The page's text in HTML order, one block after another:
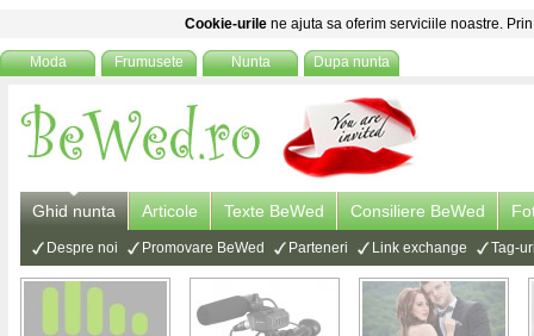
Cookie-urile ne ajuta sa oferim serviciile noastre.
Moda Frumusete Nunta Dupa nunta
Ghid nunta Articole Texte BeWed Consiliere BeWed
Despre noi Promovare BeWed Parteneri Link exchange Tag-